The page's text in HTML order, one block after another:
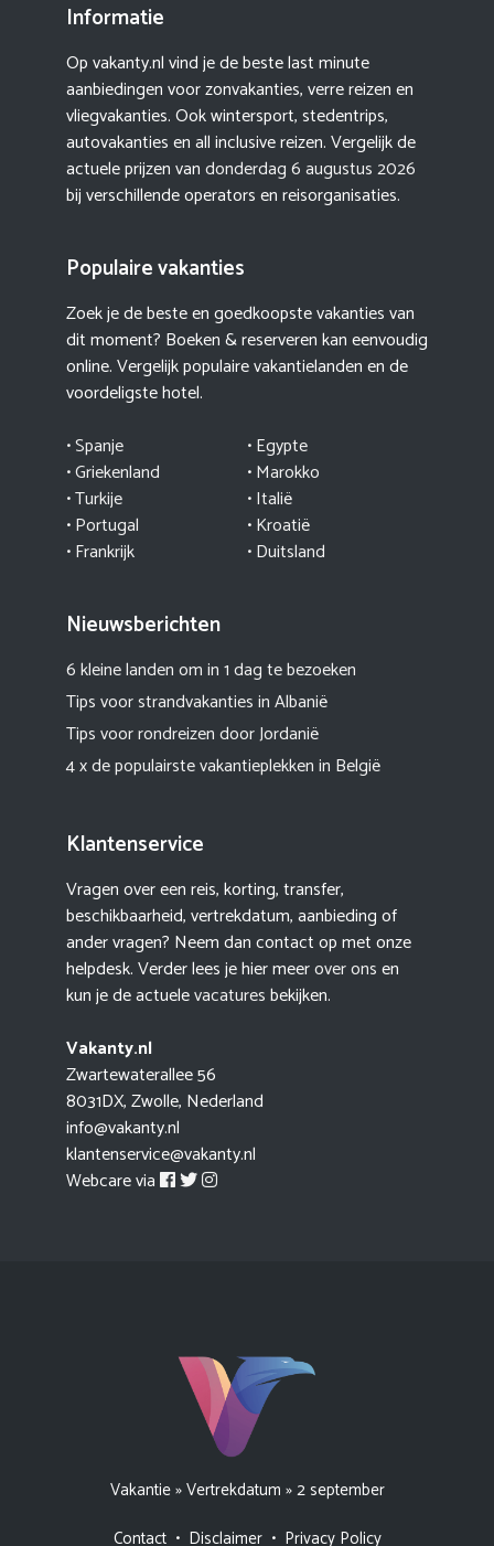
Informatie
Op vakanty.nl vind je de beste last minute
aanbiedingen voor zonvakanties, verre reizen en
vliegvakanties. Ook wintersport, stedentrips,
autovakanties en all inclusive reizen. Vergelijk de
actuele prijzen vandonderdag 6 augustus 2026
bij verschillende operators en reisorganisaties.
Populaire vakanties
Zoek je de beste en goedkoopste vakanties van
dit moment? Boeken & reserveren kan eenvoudig
online. Vergelijk populaire vakantielanden en de
voordeligste hotel.
• Spanje
• Griekenland
• Turkije
•Portugal
• Frankrijk
• Egypte
•Marokko
• Italië
•Kroatië
• Duitsland
Nieuwsberichten
6 kleine landen om in 1 dag te bezoeken
Tips voor strandvakanties in Albanië
Tips voor rondreizen door Jordanië
4 x de populairste vakantieplekken in België
Klantenservice
Vragen over een reis, korting, transfer,
beschikbaarheid, vertrekdatum, aanbieding of
ander vragen? Neem dan contact op met onze
helpdesk. Verder lees je hier meerover onsen
kun je de actuelevacaturesbekijken.
Vakanty.nl
Zwartewaterallee 56
8031DX, Zwolle, Nederland
info@vakanty.nl
klantenservice@vakanty.nl
Webcare via
Vakantie»Vertrekdatum »2 september
Contact• Disclaimer• Privacy Policy